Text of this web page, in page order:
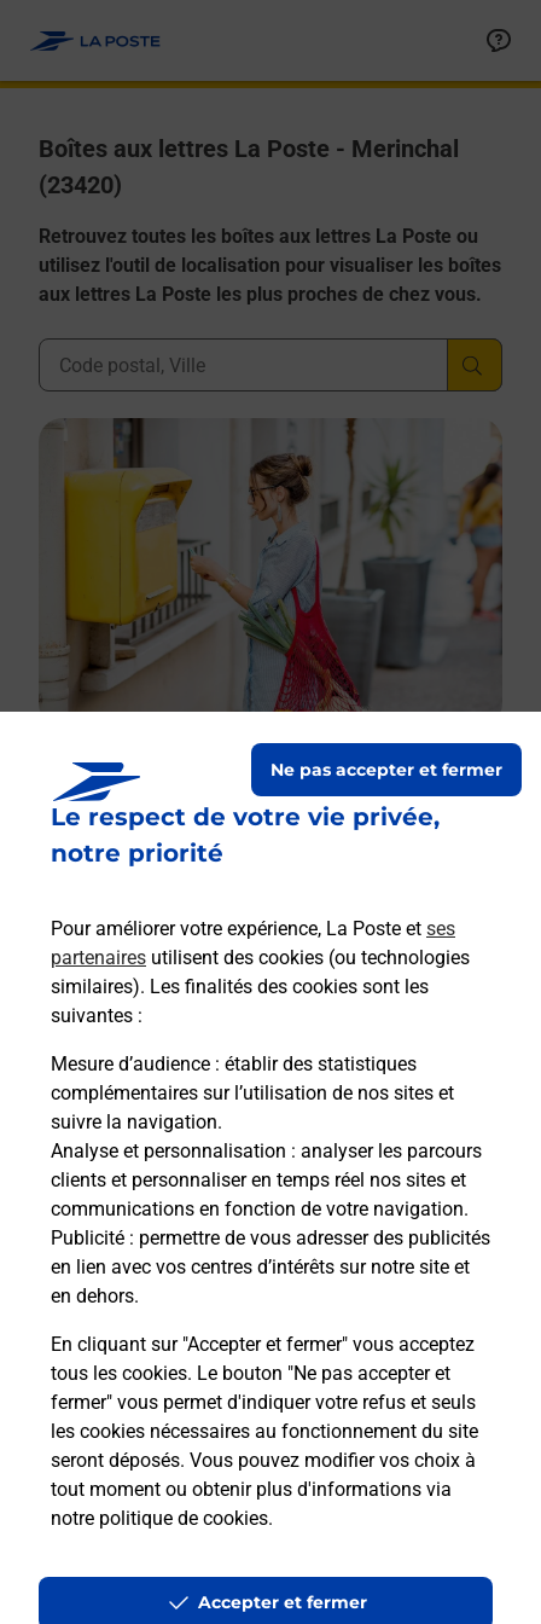
Le respect de votre vie privée,
notre priorité
Pour améliorer votre expérience, La Poste et ses
partenaires utilisent des cookies (ou technologies
similaires). Les finalités des cookies sont les
suivantes :
Mesure d’audience : établir des statistiques
complémentaires sur l’utilisation de nos sites et
suivre la navigation.
Analyse et personnalisation : analyser les parcours
clients et personnaliser en temps réel nos sites et
communications en fonction de votre navigation.
Publicité : permettre de vous adresser des publicités
en lien avec vos centres d’intérêts sur notre site et
en dehors.
En cliquant sur "Accepter et fermer" vous acceptez
tous les cookies. Le bouton "Ne pas accepter et
fermer" vous permet d'indiquer votre refus et seuls
les cookies nécessaires au fonctionnement du site
seront déposés. Vous pouvez modifier vos choix à
tout moment ou obtenir plus d'informations via
notre politique de cookies.
Ne pas accepter et fermer
Accepter et fermer
Boîtes aux lettres La Poste - Merinchal
(23420)
Retrouvez toutes les boîtes aux lettres La Poste ou
utilisez l'outil de localisation pour visualiser les boîtes
aux lettres La Poste les plus proches de chez vous.
Ville, Département, Code Postal
Boîte aux lettres La Poste
9 Grande Rue
23420 Merinchal
Le lien s'ouvre dans un nouvel onglet
Boîte aux lettres La Poste
Prochaine collecte du courrierlundià 12h00
7 Rue De La Source Du Cher
23420 Merinchal
Le lien s'ouvre dans un nouvel onglet
Localiser Liste Boîtes aux lettres Creuse Merinchal
Accessibilité : partiellement conforme